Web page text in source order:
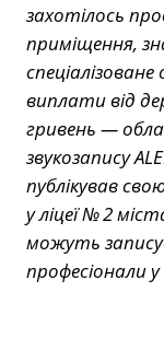
захотілось
приміщення,
виплати від
гривень —
звукозапису
публікував
у ліцеї № 2
можуть
професіонали у